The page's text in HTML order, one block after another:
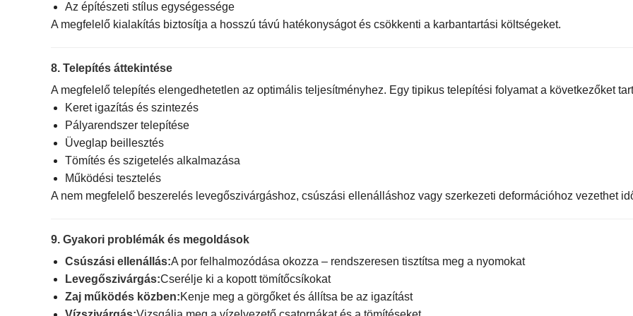
Az építészeti stílus egységessége
A megfelelő kialakítás biztosítja a hosszú távú hatékonyságot és csökkenti a karbantartási költségeket.
8. Telepítés áttekintése
A megfelelő telepítés elengedhetetlen az optimális teljesítményhez. Egy tipikus telepítési folyamat a következőket
Keret igazítás és szintezés
Pályarendszer telepítése
Üveglap beillesztés
Tömítés és szigetelés alkalmazása
Működési tesztelés
A nem megfelelő beszerelés levegőszivárgáshoz, csúszási ellenálláshoz vagy szerkezeti deformációhoz vezethet
9. Gyakori problémák és megoldások
Csúszási ellenállás:A por felhalmozódása okozza – rendszeresen tisztítsa meg a nyomokat
Levegőszivárgás:Cserélje ki a kopott tömítőcsíkokat
Zaj működés közben:Kenje meg a görgőket és állítsa be az igazítást